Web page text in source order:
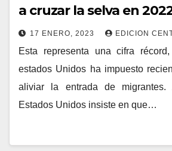
a cruzar la selva en
17 ENERO, 2023 EDICION
Esta representa una cifra
estados Unidos ha impuesto
aliviar la entrada de
Estados Unidos insiste en que…